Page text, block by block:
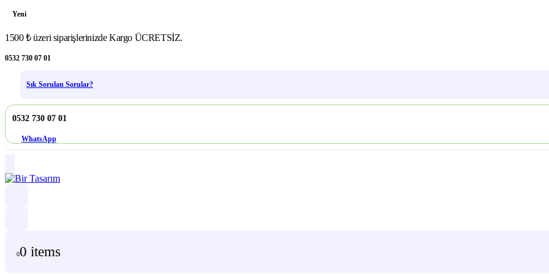
Yeni
1500 ₺ üzeri siparişlerinizde Kargo ÜCRETSİZ.
0532 730 07 01
Sık Sorulan Sorular?
0532 730 07 01
WhatsApp
00 items